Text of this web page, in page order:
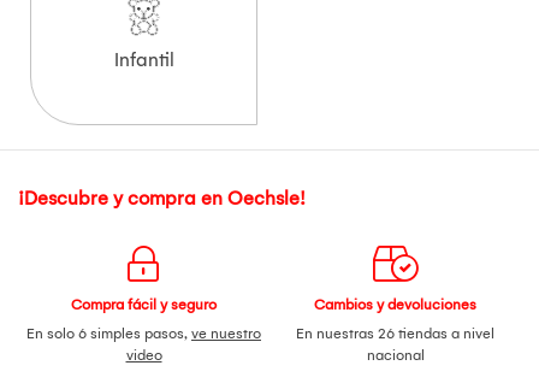
Infantil
¡Descubre y compra en Oechsle!
Compra fácil y seguro
En solo 6 simples pasos, ve nuestro
video
Cambios y devoluciones
En nuestras 26 tiendas a nivel
nacional